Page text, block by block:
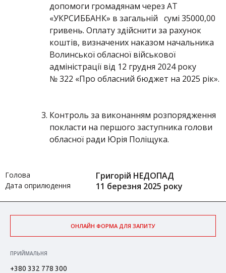
допомоги громадянам через АТ
«УКРСИББАНК» в загальній сумі 35000,00
гривень. Оплату здійснити за рахунок
коштів, визначених наказом начальника
Волинської обласної військової
адміністрації від 12 грудня 2024 року
№ 322 «Про обласний бюджет на 2025 рік».
Контроль за виконанням розпорядження
покласти на першого заступника голови
обласної ради Юрія Поліщука.
Голова Григорій НЕДОПАД
Дата оприлюдення 11 березня 2025 року
ОНЛАЙН ФОРМА ДЛЯ ЗАПИТУ
ПРИЙМАЛЬНЯ
+380 332 778 300